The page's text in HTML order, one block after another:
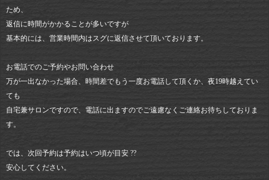
ため、
返信に時間がかかることが多いですが
基本的には、営業時間内はスグに返信させて頂いております。
お電話でのご予約やお問い合わせ
万が一出なかった場合、時間差でもう一度お電話して頂くか、夜19時越えてい
ても
自宅兼サロンですので、電話に出ますのでご遠慮なくご連絡お待ちしておりま
す。
では、次回予約は予約はいつ頃が目安 ??
安心してください。